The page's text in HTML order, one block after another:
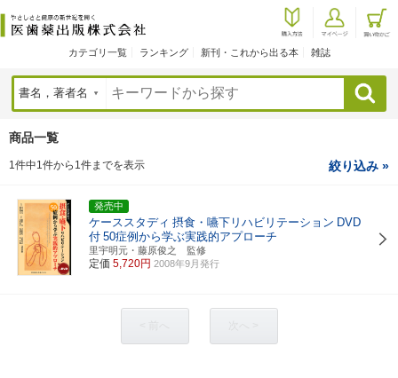
カテゴリ一覧 ランキング 新刊・これから出る本 雑誌
検索
商品一覧
1件中1件から1件までを表示 絞り込み »
発売中
ケーススタディ 摂食・嚥下リハビリテーション DVD
付 50症例から学ぶ実践的アプローチ
里宇明元・藤原俊之 監修
定価 5,720円 2008年9月発行